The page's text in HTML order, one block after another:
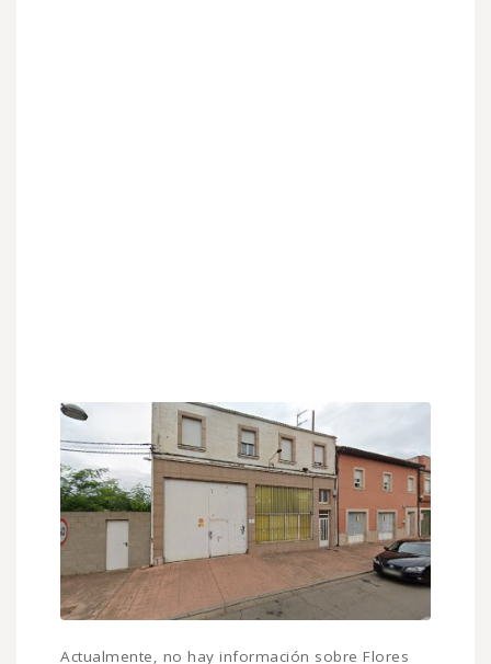
Actualmente, no hay información sobre Flores